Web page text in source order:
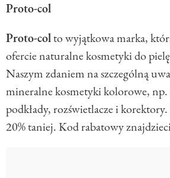
Proto-col
Proto-colto wyjątkowa marka,
ofercie naturalne kosmetyki do
Naszym zdaniem na szczególną
mineralne kosmetyki kolorowe,
podkłady, rozświetlacze i
20% taniej. Kod rabatowy